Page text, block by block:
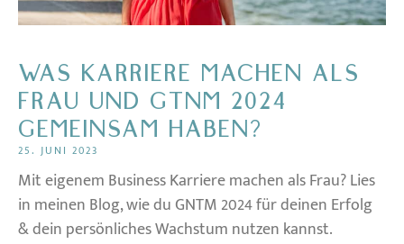
WAS KARRIERE MACHEN ALS
FRAU UND GTNM 2024
GEMEINSAM HABEN?
25. JUNI 2023
Mit eigenem Business Karriere machen als Frau? Lies
in meinen Blog, wie du GNTM 2024 für deinen Erfolg
& dein persönliches Wachstum nutzen kannst.